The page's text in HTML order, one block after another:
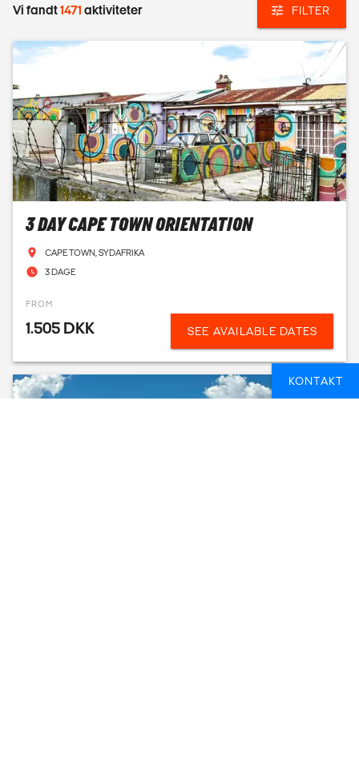
Vi fandt1471 aktiviteter FILTER
3 DAY CAPE TOWN ORIENTATION
CAPE TOWN, SYDAFRIKA
3 DAGE
FROM
1.505 DKK SEE AVAILABLE DATES
KONTAKT